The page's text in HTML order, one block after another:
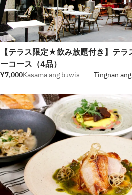
【テラス限定★飲み放題付き】テラ
ーコース（4品）
¥7,000Kasama ang buwis Tingnan